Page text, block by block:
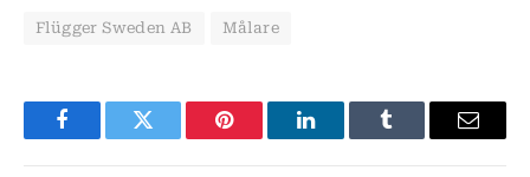
Flügger Sweden AB Målare
FacebookTwitter Pinterest LinkedInTumblr
E-